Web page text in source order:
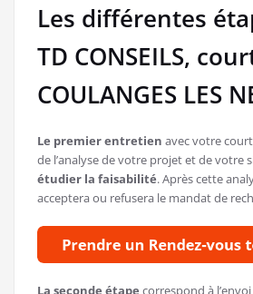
Les différentes
TD CONSEILS,
COULANGES LES
Le premier entretien avec votre
de l’analyse de votre projet et de votre
étudier la faisabilité. Après cette
acceptera ou refusera le mandat de
La seconde étape correspond à